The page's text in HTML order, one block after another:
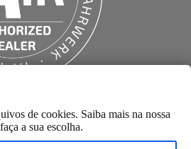
de cookies. Saiba mais na nossa
a sua escolha.